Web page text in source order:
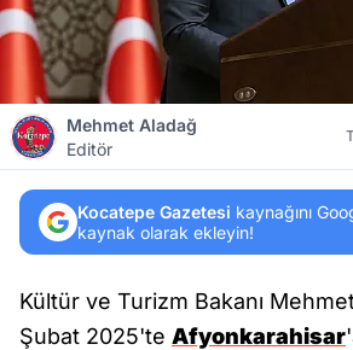
Mehmet Aladağ
Editör
Kocatepe Gazetesi kaynağını
kaynak olarak ekleyin!
Kültür ve Turizm Bakanı
Şubat 2025'te Afyonkarahisar